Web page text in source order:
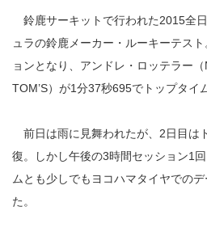
鈴鹿サーキットで行われた2015全
ュラの鈴鹿メーカー・ルーキーテス
ョンとなり、アンドレ・ロッテラー
TOM’S）が1分37秒695でトップタイ
前日は雨に見舞われたが、2日目は
復。しかし午後の3時間セッション1
ムとも少しでもヨコハマタイヤでの
た。